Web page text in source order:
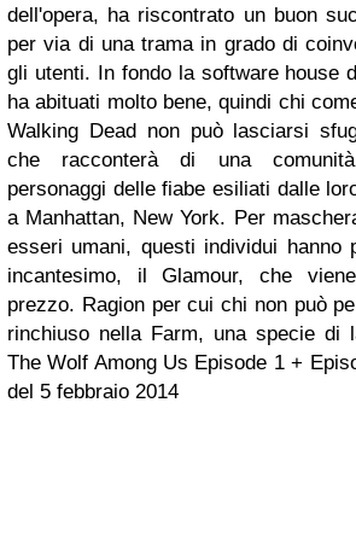
dell'opera, ha riscontrato un buon
per via di una trama in grado di
gli utenti. In fondo la software house
ha abituati molto bene, quindi chi
Walking Dead non può lasciarsi
che racconterà di una
personaggi delle fiabe esiliati dalle
a Manhattan, New York. Per
esseri umani, questi individui hanno
incantesimo, il Glamour, che
prezzo. Ragion per cui chi non può
rinchiuso nella Farm, una specie di
The Wolf Among Us Episode 1 +
del 5 febbraio 2014